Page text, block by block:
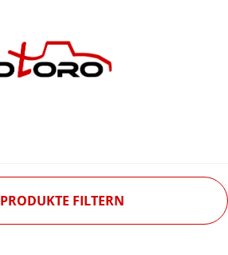
PRODUKTE FILTERN